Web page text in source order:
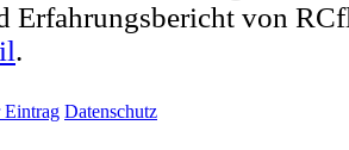
Erfahrungsbericht von
.
Eintrag Datenschutz